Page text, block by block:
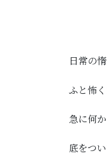
日常の
ふと怖
急に何
底をつ